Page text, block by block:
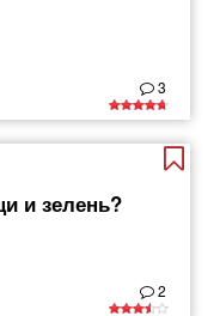
3
и зелень?
2